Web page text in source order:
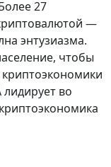
27
—
энтузиазма.
чтобы
во